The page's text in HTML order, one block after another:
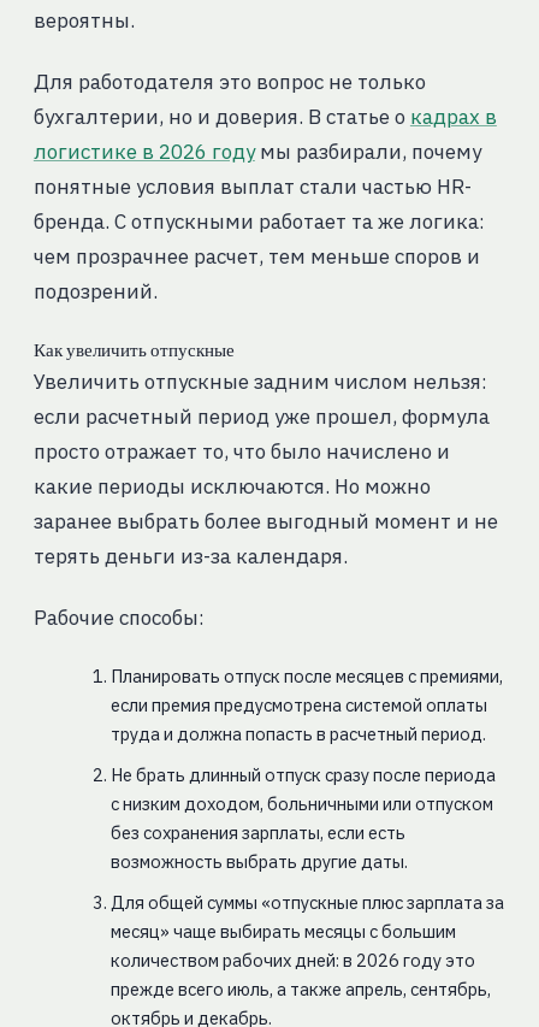
вероятны.
Для работодателя это вопрос не только
бухгалтерии, но и доверия. В статье о кадрах в
логистике в 2026 годумы разбирали, почему
понятные условия выплат стали частью HR-
бренда. С отпускными работает та же логика:
чем прозрачнее расчет, тем меньше споров и
подозрений.
Как увеличить отпускные
Увеличить отпускные задним числом нельзя:
если расчетный период уже прошел, формула
просто отражает то, что было начислено и
какие периоды исключаются. Но можно
заранее выбрать более выгодный момент и не
терять деньги из-за календаря.
Рабочие способы:
Планировать отпуск после месяцев с премиями,
если премия предусмотрена системой оплаты
труда и должна попасть в расчетный период.
Не брать длинный отпуск сразу после периода
с низким доходом, больничными или отпуском
без сохранения зарплаты, если есть
возможность выбрать другие даты.
Для общей суммы «отпускные плюс зарплата за
месяц» чаще выбирать месяцы с большим
количеством рабочих дней: в 2026 году это
прежде всего июль, а также апрель, сентябрь,
октябрь и декабрь.